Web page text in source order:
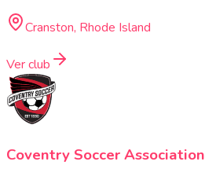
Cranston, Rhode Island
Ver club
Coventry Soccer Association